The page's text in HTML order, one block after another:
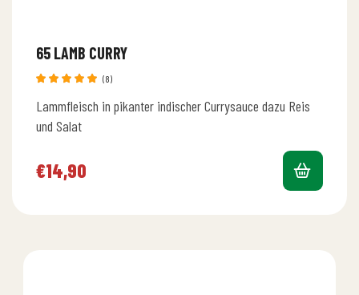
65 LAMB CURRY
mit5.00
(8)
Lammfleisch in pikanter indischer Currysauce dazu Reis
und Salat
€14,90